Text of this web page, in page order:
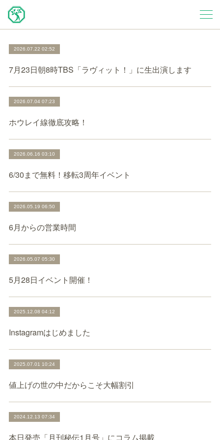
2026.07.22 02:52
7月23日朝8時TBS「ラヴィット！」に生出演します
2026.07.04 07:23
ホウレイ線徹底攻略！
2026.06.16 03:10
6/30まで無料！移転3周年イベント
2026.05.19 06:50
6月からの営業時間
2026.05.07 05:30
5月28日イベント開催！
2025.12.08 04:12
Instagramはじめました
2025.07.01 10:24
値上げの世の中だからこそ大幅割引
2024.12.13 07:34
本日発売「月刊秘伝1月号」にコラム掲載